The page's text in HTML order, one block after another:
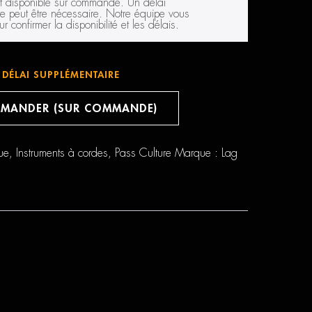
disponible sur commande. Un délai
peut être nécessaire. Notre équipe vous
confirmer la disponibilité et les délais.
SUPPLÉMENTAIRE
(SUR COMMANDE)
Instruments à cordes Pass Culture Marque : Lag